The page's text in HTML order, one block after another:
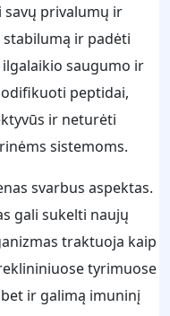
savų privalumų ir
ir padėti
saugumo ir
peptidai,
ir neturėti
sistemoms.
svarbus aspektas.
gali sukelti naujų
traktuoja kaip
tyrimuose
ir galimą imuninį